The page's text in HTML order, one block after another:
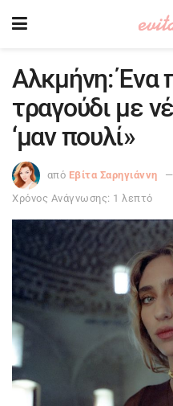
Αλκμήνη: Ένα
τραγούδι με
‘μαν πουλί»
από Εβίτα Σαρηγιάννη
Χρόνος Ανάγνωσης: 1 λεπτό